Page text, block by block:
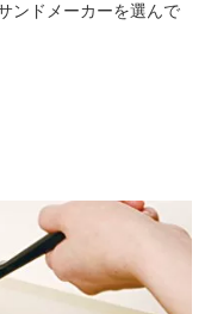
ンドメーカーを選んで